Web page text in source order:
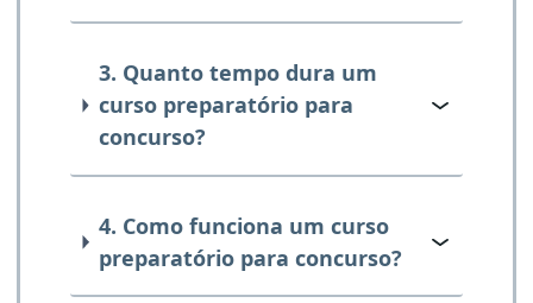
3. Quanto tempo dura um
curso preparatório para
concurso?
4. Como funciona um curso
preparatório para concurso?